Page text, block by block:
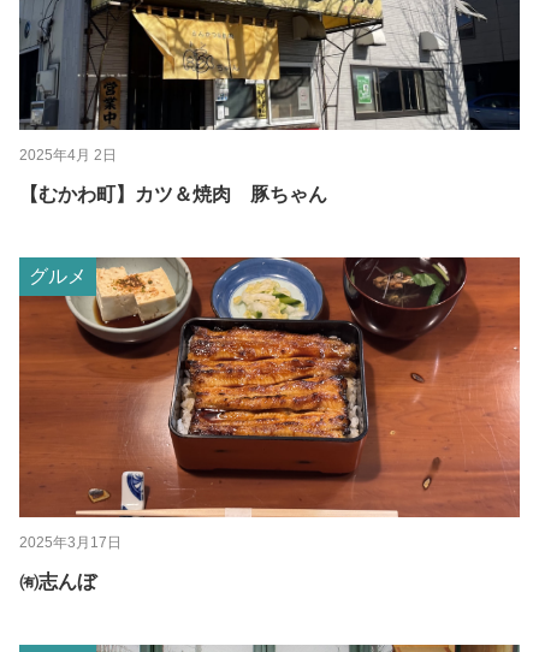
2025年4月 2日
【むかわ町】カツ＆焼肉 豚ちゃん
グルメ
2025年3月17日
㈲志んぼ